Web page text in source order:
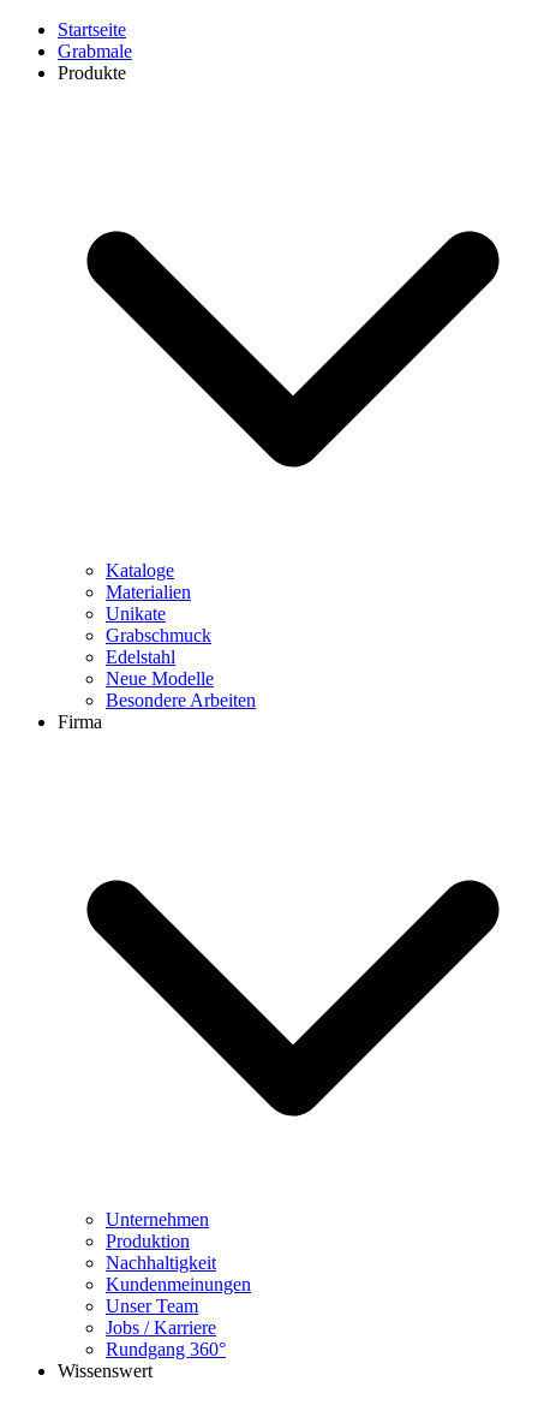
Startseite
Grabmale
Produkte
Kataloge
Materialien
Unikate
Grabschmuck
Edelstahl
Neue Modelle
Besondere Arbeiten
Firma
Unternehmen
Produktion
Nachhaltigkeit
Kundenmeinungen
Unser Team
Jobs / Karriere
Rundgang 360°
Wissenswert